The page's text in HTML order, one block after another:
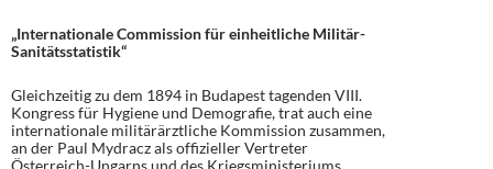
„Internationale Commission für einheitliche Militär-
Sanitätsstatistik“
Gleichzeitig zu dem 1894 in Budapest tagenden VIII.
Kongress für Hygiene und Demografie, trat auch eine
internationale militärärztliche Kommission zusammen,
an der Paul Mydracz als offizieller Vertreter
Österreich-Ungarns und des Kriegsministeriums